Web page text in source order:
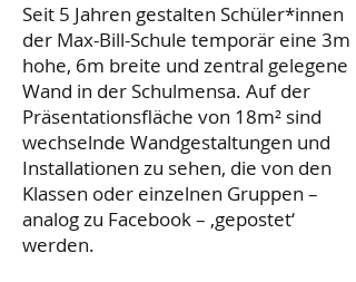
Seit 5 Jahren gestalten Schüler*innen
der Max-Bill-Schule temporär eine 3m
hohe, 6m breite und zentral gelegene
Wand in der Schulmensa. Auf der
Präsentationsfläche von 18m² sind
wechselnde Wandgestaltungen und
Installationen zu sehen, die von den
Klassen oder einzelnen Gruppen –
analog zu Facebook – ‚gepostet‘
werden.